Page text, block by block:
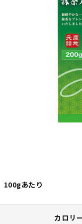
100gあたり
カロリ